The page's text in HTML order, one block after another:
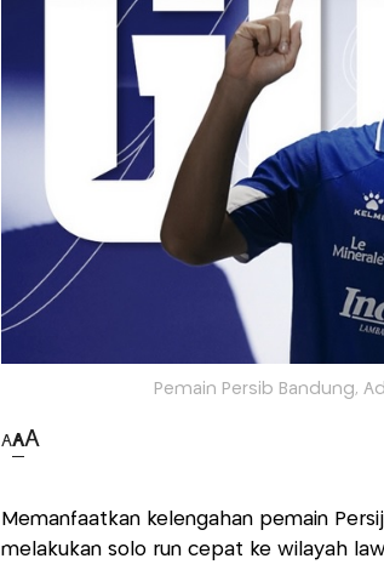
Pemain Persib Bandung,
AAA
Memanfaatkan kelengahan pemain
melakukan solo run cepat ke wilayah